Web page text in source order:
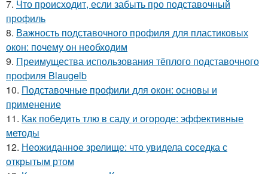
7. Что происходит, если забыть про подставочный
профиль
8. Важность подставочного профиля для пластиковых
окон: почему он необходим
9. Преимущества использования тёплого подставочного
профиля Blaugelb
10. Подставочные профили для окон: основы и
применение
11. Как победить тлю в саду и огороде: эффективные
методы
12. Неожиданное зрелище: что увидела соседка с
открытым ртом